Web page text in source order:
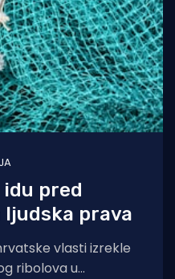
pred
ljudska prava
vlasti izrekle
ribolova u